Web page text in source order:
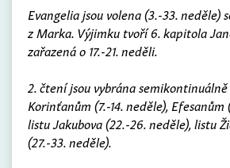
Evangelia jsou volena (3.-33. neděle)
z Marka. Výjimku tvoří 6. kapitola
zařazená o 17.-21. neděli.
2. čtení jsou vybrána
Korinťanům (7.-14. neděle), Efesanům
listu Jakubova (22.-26. neděle), listu
(27.-33. neděle).